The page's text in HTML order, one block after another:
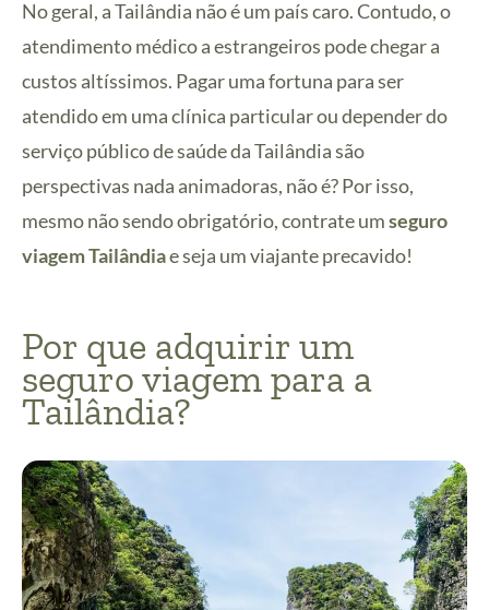
No geral, a Tailândia não é um país caro. Contudo, o
atendimento médico a estrangeiros pode chegar a
custos altíssimos. Pagar uma fortuna para ser
atendido em uma clínica particular ou depender do
serviço público de saúde da Tailândia são
perspectivas nada animadoras, não é? Por isso,
mesmo não sendo obrigatório, contrate umseguro
viagem Tailândiae seja um viajante precavido!
Por que adquirir um
seguro viagem para a
Tailândia?